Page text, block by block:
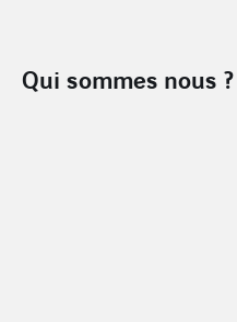
Qui sommes nous ?